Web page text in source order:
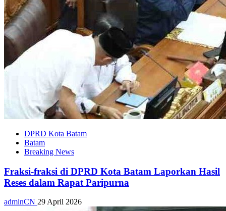
DPRD Kota Batam
Batam
Breaking News
Fraksi-fraksi di DPRD Kota Batam Laporkan Hasil
Reses dalam Rapat Paripurna
adminCN 29 April 2026